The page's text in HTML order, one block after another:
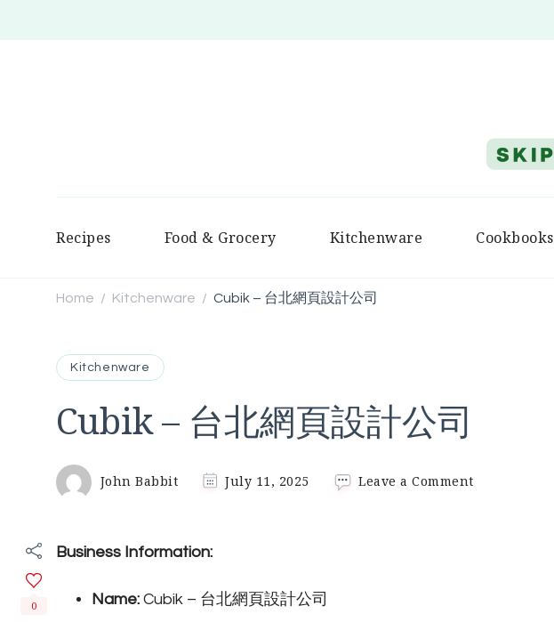
Recipes Food & Grocery Kitchenware Cookbooks
Home / Kitchenware / Cubik – 台北網頁設計公司
Kitchenware
Cubik – 台北網頁設計公司
John Babbit July 11, 2025 Leave a Commenton
0
Business Information:
Name: Cubik – 台北網頁設計公司